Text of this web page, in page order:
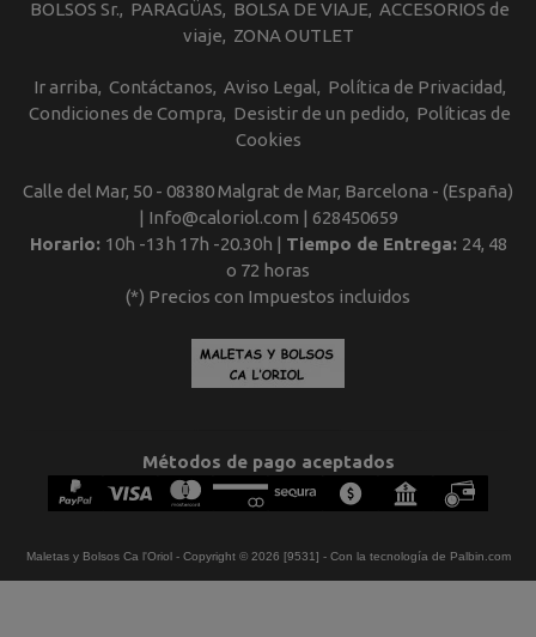
BOLSOS Sr.
PARAGÜAS BOLSA DE VIAJE ACCESORIOS de
viaje
ZONA OUTLET
Ir arriba Contáctanos Aviso Legal
Política de Privacidad
Condiciones de Compra
Desistir de un pedido
Políticas de
Cookies
Calle del Mar, 50 - 08380 Malgrat de Mar, Barcelona - (España)
| Info@caloriol.com | 628450659
Horario: 10h -13h 17h -20.30h | Tiempo de Entrega: 24, 48
o 72 horas
(*) Precios con Impuestos incluidos
Métodos de pago aceptados
Maletas y Bolsos Ca l'Oriol- Copyright © 2026 [9531] - Con la tecnología de Palbin.com